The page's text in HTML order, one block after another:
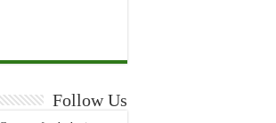
Follow Us